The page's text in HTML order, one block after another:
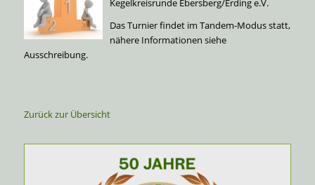
Kegelkreisrunde Ebersberg/Erding e.V.
Das Turnier findet im Tandem-Modus statt,
nähere Informationen siehe
Ausschreibung.
Zurück zur Übersicht